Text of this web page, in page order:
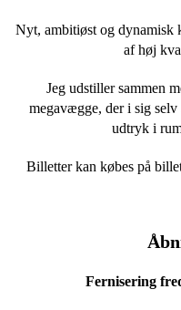
Nyt, ambitiøst og dynamisk
af høj
Jeg udstiller sammen
megavægge, der i sig selv
udtryk i
Billetter kan købes på
Fernisering